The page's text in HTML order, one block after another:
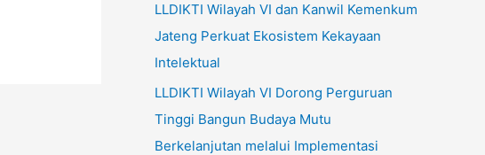
LLDIKTI Wilayah VI dan Kanwil Kemenkum
Jateng Perkuat Ekosistem Kekayaan
Intelektual
LLDIKTI Wilayah VI Dorong Perguruan
Tinggi Bangun Budaya Mutu
Berkelanjutan melalui Implementasi